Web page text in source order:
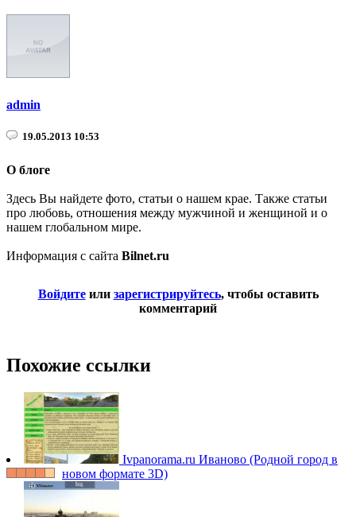
admin
19.05.2013 10:53
О блоге
Здесь Вы найдете фото, статьи о нашем крае. Также статьи
про любовь, отношения между мужчиной и женщиной и о
нашем глобальном мире.
Информация с сайта Bilnet.ru
Войдитеили зарегистрируйтесь, чтобы оставить
комментарий
Похожие ссылки
Ivpanorama.ru Иваново (Родной город в
новом формате 3D)